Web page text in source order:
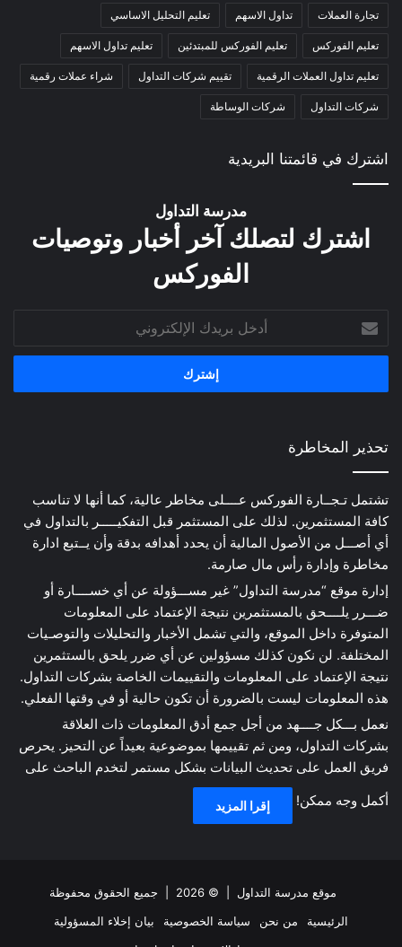
تجارة العملات تداول الاسهم تعليم التحليل الاساسي
تعليم الفوركس تعليم الفوركس للمبتدئين تعليم تداول الاسهم
تعليم تداول العملات الرقمية تقييم شركات التداول شراء عملات رقمية
شركات التداول شركات الوساطة
اشترك في قائمتنا البريدية
مدرسة التداول
اشترك لتصلك آخر أخبار وتوصيات
الفوركس
بريدك
الإلكتروني
تحذير المخاطرة
تشتمل تـجــارة الفوركس عــــلى مخاطر عالية، كما أنها لا تناسب
كافة المستثمرين. لذلك على المستثمر قبل التفكيـــــر بالتداول في
أي أصـــل من الأصول المالية أن يحدد أهدافه بدقة وأن يــتبع ادارة
مخاطرة وإدارة رأس مال صارمة.
إدارة موقع “مدرسة التداول” غير مســـؤولة عن أي خســــارة أو
ضـــرر يلــــحق بالمستثمرين نتيجة الإعتماد على المعلومات
المتوفرة داخل الموقع، والتي تشمل الأخبار والتحليلات والتوصـيات
المختلفة. لن نكون كذلك مسؤولين عن أي ضرر يلحق بالستثمرين
نتيجة الإعتماد على المعلومات والتقييمات الخاصة بشركات التداول.
هذه المعلومات ليست بالضرورة أن تكون حالية أو في وقتها الفعلي.
نعمل بـــكل جــــهد من أجل جمع أدق المعلومات ذات العلاقة
بشركات التداول، ومن ثم تقييمها بموضوعية بعيداً عن التحيز. يحرص
فريق العمل على تحديث البيانات بشكل مستمر لتخدم الباحث على
أكمل وجه ممكن! إقرا المزيد
موقع مدرسة التداول | © 2026 | جميع الحقوق محفوظة
الرئيسية
من نحن سياسة الخصوصية
بيان إخلاء المسؤولية